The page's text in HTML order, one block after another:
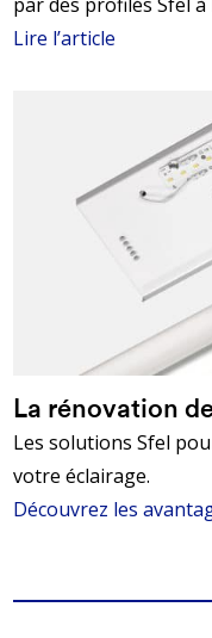
Lire l’article
La rénovation
Les solutions Sfel
votre éclairage.
Découvrez les